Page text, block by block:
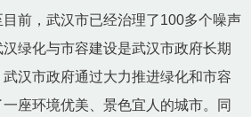
前，武汉市已经治理了100多个噪声
绿化与市容建设是武汉市政府长期
汉市政府通过大力推进绿化和市容
座环境优美、景色宜人的城市。同